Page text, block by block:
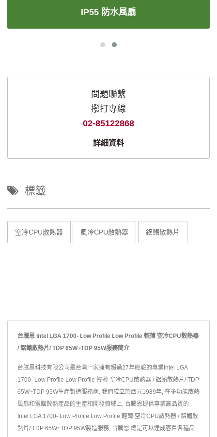
IP55 防水風扇
問題聯繫
撥打專線
02-85122868
詳細資料
標籤
空冷CPU散熱器 風冷CPU散熱器 鋁鰭散熱片
台騰恩 Intel LGA 1700- Low Profile Low Profile 輕薄 空冷CPU散熱器
/ 鋁鰭散熱片/ TDP 65W~TDP 95W服務簡介
台騰恩科技有限公司是台灣一家擁有超過27年經驗的專業Intel LGA
1700- Low Profile Low Profile 輕薄 空冷CPU散熱器 / 鋁鰭散熱片/ TDP
65W~TDP 95W生產製造服務商. 我們成立於西元1989年, 在多功能散熱
風扇和電腦散熱產品的生產和開發領域上, 台騰恩提供專業高品質的
Intel LGA 1700- Low Profile Low Profile 輕薄 空冷CPU散熱器 / 鋁鰭散
熱片/ TDP 65W~TDP 95W製造服務, 台騰恩 總是可以達成客戶各種品